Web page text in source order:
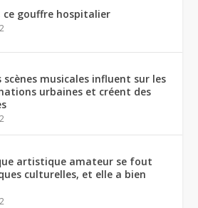
ce gouffre hospitalier
scènes musicales influent sur les
urbaines et créent des
artistique amateur se fout
culturelles, et elle a bien